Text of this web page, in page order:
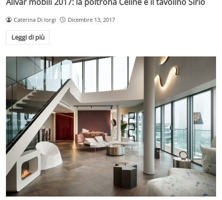
Caterina Di Iorgi Dicembre 13, 2017
Leggi di più